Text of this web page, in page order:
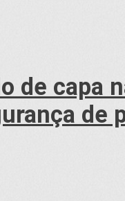
de capa
de